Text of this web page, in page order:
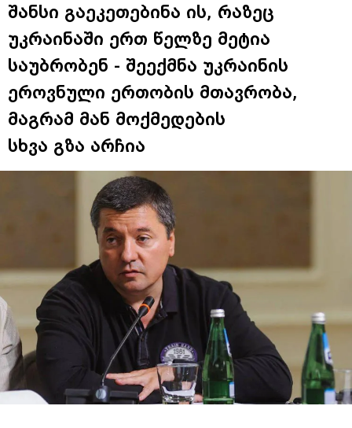
შანსი გაეკეთებინა ის, რაზეც
უკრაინაში ერთ წელზე მეტია
საუბრობენ - შეექმნა უკრაინის
ეროვნული ერთობის მთავრობა,
მაგრამ მან მოქმედების
სხვა გზა არჩია